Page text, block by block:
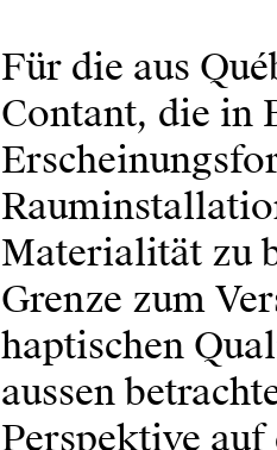
Für die aus
Contant, die in
Materialität zu
Grenze zum
haptischen
aussen
Perspektive